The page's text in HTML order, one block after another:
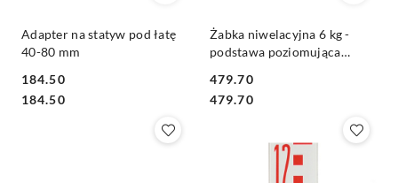
Adapter na statyw pod łatę
40-80 mm
Cena:
184.50
Cena:
184.50
Żabka niwelacyjna 6 kg -
podstawa poziomująca
kolorze czerwonym
Cena:
479.70
Cena:
479.70